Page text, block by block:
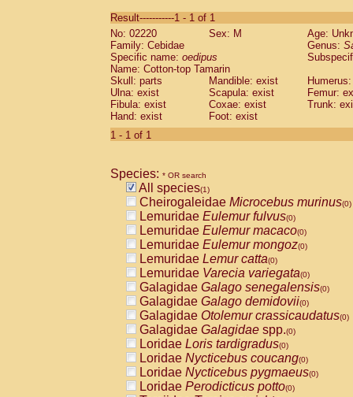
CebidaeSaguinus labiatus(0)
Cebidae Saguinus leucopus (0)
Cebidae
CebidaeSaguinus mystax
Cebidae Saguinus nigricollis (0)
Cebidae Saguinus oedipus
Cebidae Saguinus weddelli
Cebidae Saguinusspp.
Cebidae
CebidaeCebus capucinus
CebidaeCebus nigrivittatus
CebidaeCebus spp.(0)
CebidaeSaimiri boliviensis(0)
CebidaeSaimiri sciureus(0)
AtelidaeAlouatta caraya(0)
AtelidaeAlouatta fusca(0)
AtelidaeAlouatta seniculus(0)
AtelidaeAlouattaspp.(0)
AtelidaeAteles belzebuth(0)
AtelidaeAteles geoffroyi(0)
AtelidaeAteles paniscus(0)
AtelidaeAtelesspp.(0)
AtelidaeLagothrix lagothricha(0)
AtelidaeLagothrix lagothricha cana
PitheciidaeCacajao calvus
Result-----------1 - 1 of 1
No: 02220
Sex: M
Age:
Family: Cebidae
Genus:
Specific name: oedipus
Name: Cotton-top Tamarin
Skull: parts
Mandible: exist
Ulna: exist
Scapula: exist
Femur:
Fibula: exist
Coxae: exist
Trunk:
Hand: exist
Foot: exist
1 - 1 of 1
Species: * OR search
All species(1)
Cheirogaleidae Microcebus murinus(0)
Lemuridae Eulemur fulvus(0)
Lemuridae Eulemur macaco(0)
Lemuridae Eulemur mongoz(0)
Lemuridae Lemur catta(0)
Lemuridae Varecia variegata(0)
Galagidae Galago senegalensis(0)
Galagidae Galago demidovii(0)
Galagidae Otolemur crassicaudatus(0)
Galagidae Galagidae spp.(0)
Loridae Loris tardigradus(0)
Loridae Nycticebus coucang(0)
Loridae Nycticebus pygmaeus(0)
Loridae Perodicticus potto(0)